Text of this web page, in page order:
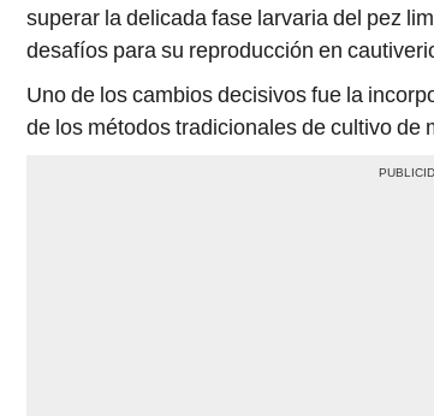
superar la delicada fase larvaria del pez
desafíos para su reproducción en
Uno de los cambios decisivos fue la
de los métodos tradicionales de cultivo de